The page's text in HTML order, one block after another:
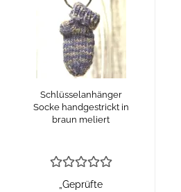
Schlüsselanhänger
Socke handgestrickt in
braun meliert
„Geprüfte